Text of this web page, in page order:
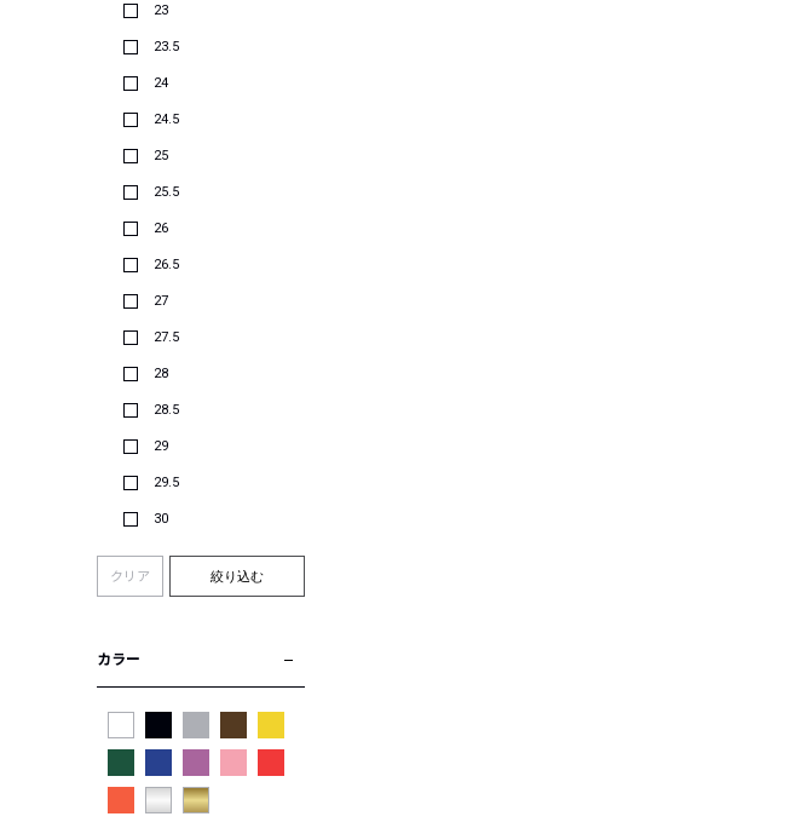
23
23.5
24
24.5
25
25.5
26
26.5
27
27.5
28
28.5
29
29.5
30
クリア 絞り込む
カラー